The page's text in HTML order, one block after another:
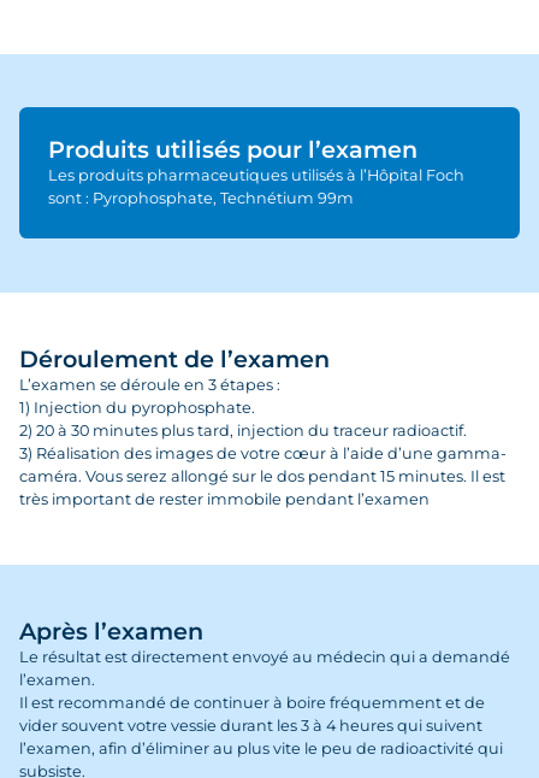
Produits utilisés pour l’examen
Les produits pharmaceutiques utilisés à l’Hôpital Foch
sont : Pyrophosphate‚ Technétium 99m
Déroulement de l’examen
L’examen se déroule en 3 étapes :
1) Injection du pyrophosphate.
2) 20 à 30 minutes plus tard, injection du traceur radioactif.
3) Réalisation des images de votre cœur à l’aide d’une gamma-
caméra. Vous serez allongé sur le dos pendant 15 minutes. Il est
très important de rester immobile pendant l’examen
Après l’examen
Le résultat est directement envoyé au médecin qui a demandé
l’examen.
Il est recommandé de continuer à boire fréquemment et de
vider souvent votre vessie durant les 3 à 4 heures qui suivent
l’examen, afin d’éliminer au plus vite le peu de radioactivité qui
subsiste.